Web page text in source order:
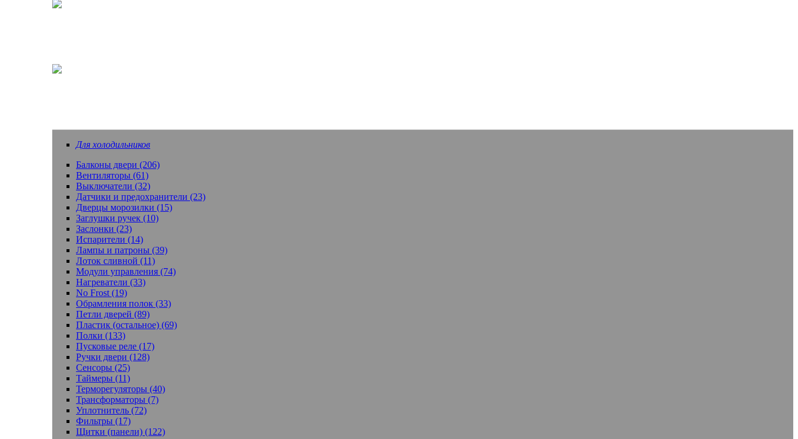
Для холодильников
Балконы двери (206)
Вентиляторы (61)
Выключатели (32)
Датчики и предохранители (23)
Дверцы морозилки (15)
Заглушки ручек (10)
Заслонки (23)
Испарители (14)
Лампы и патроны (39)
Лоток сливной (11)
Модули управления (74)
Нагреватели (33)
No Frost (19)
Обрамления полок (33)
Петли дверей (89)
Пластик (остальное) (69)
Полки (133)
Пусковые реле (17)
Ручки двери (128)
Сенсоры (25)
Таймеры (11)
Терморегуляторы (40)
Трансформаторы (7)
Уплотнитель (72)
Фильтры (17)
Щитки (панели) (122)